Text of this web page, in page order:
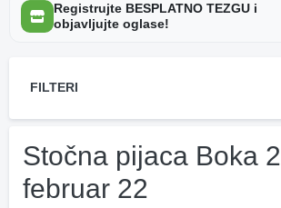
Registrujte BESPLATNO TEZGU i
objavljujte oglase!
FILTERI
Stočna pijaca Boka
februar 22